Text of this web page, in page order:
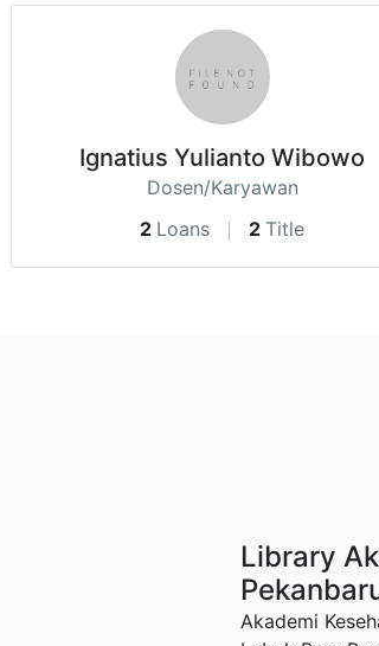
Ignatius Yulianto Wibowo
Dosen/Karyawan
2 Loans 2 Title
Library
Akademi